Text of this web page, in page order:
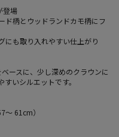
登場
ド柄とウッドランドカモ柄にフ
にも取り入れやすい仕上がり
ースに、少し深めのクラウンに
いシルエットです。
～ 61cm）